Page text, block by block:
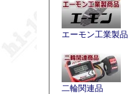
エーモン工業製品
二輪関連品